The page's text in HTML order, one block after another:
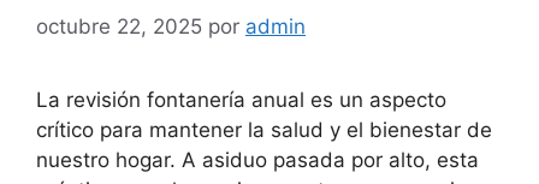
octubre 22, 2025 por admin
La revisión fontanería anual es un aspecto
crítico para mantener la salud y el bienestar de
nuestro hogar. A asiduo pasada por alto, esta